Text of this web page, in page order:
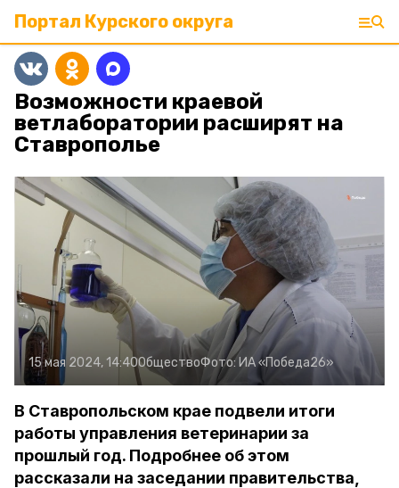
Портал Курского округа
Возможности краевой
ветлаборатории расширят на
Ставрополье
15 мая 2024, 14:40ОбществоФото: ИА «Победа26»
В Ставропольском крае подвели итоги
работы управления ветеринарии за
прошлый год. Подробнее об этом
рассказали на заседании правительства,